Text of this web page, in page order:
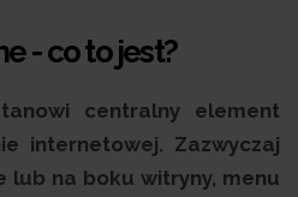
- co to jest?
centralny element
internetowej. Zazwyczaj
lub na boku witryny, menu